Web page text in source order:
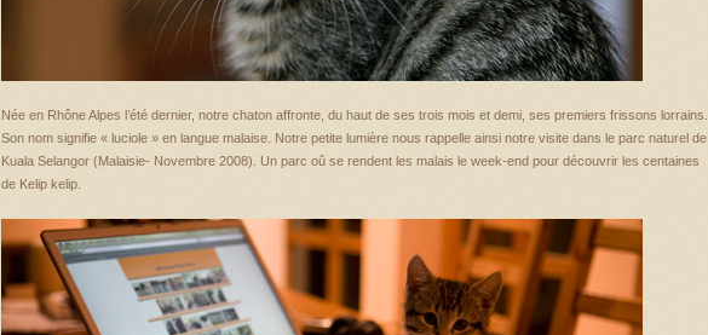
Née en Rhône Alpes l’été dernier, notre chaton affronte, du haut de ses trois mois et demi, ses premiers frissons lorrains.
Son nom signifie « luciole » en langue malaise. Notre petite lumière nous rappelle ainsi notre visite dans le parc naturel de
Kuala Selangor (Malaisie- Novembre 2008). Un parc oû se rendent les malais le week-end pour découvrir les centaines
de Kelip kelip.